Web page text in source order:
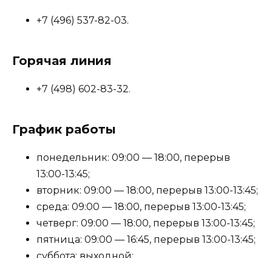
+7 (496) 537-82-03.
Горячая линия
+7 (498) 602-83-32.
График работы
понедельник: 09:00 — 18:00, перерыв
13:00-13:45;
вторник: 09:00 — 18:00, перерыв 13:00-13:45;
среда: 09:00 — 18:00, перерыв 13:00-13:45;
четверг: 09:00 — 18:00, перерыв 13:00-13:45;
пятница: 09:00 — 16:45, перерыв 13:00-13:45;